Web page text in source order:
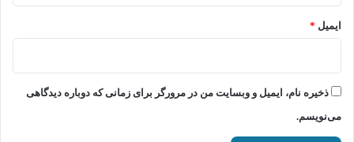
ایمیل *
ذخیره نام، ایمیل و وبسایت من در مرورگر برای زمانی که دوباره دیدگاهی
می‌نویسم.